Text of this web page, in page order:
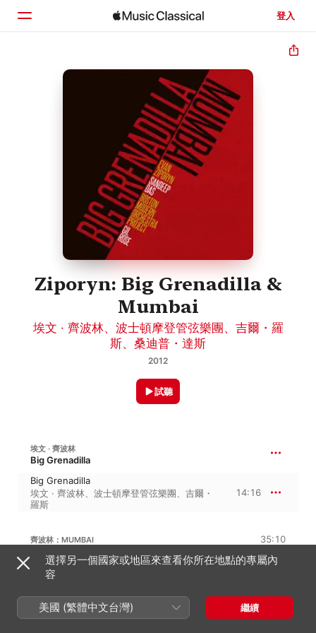
登入
首頁
Ziporyn: Big Grenadilla &
Mumbai
埃文 · 齊波林、 波士頓摩登管弦樂團 、 吉爾・羅
斯、 桑迪普・達斯
2012
試聽
埃文 · 齊波林
Big Grenadilla
Big Grenadilla
埃文 · 齊波林、 波士頓摩登管弦樂團、 吉爾・
羅斯
14:16
齊波林：MUMBAI 35:10
I. —
吉爾・羅斯
II. —
桑迪普・達斯、波士頓摩登管弦樂團、吉爾・
7:07
選擇另一個國家或地區來查看你所在地點的專屬內
容
美國 (繁體中文台灣) 繼續